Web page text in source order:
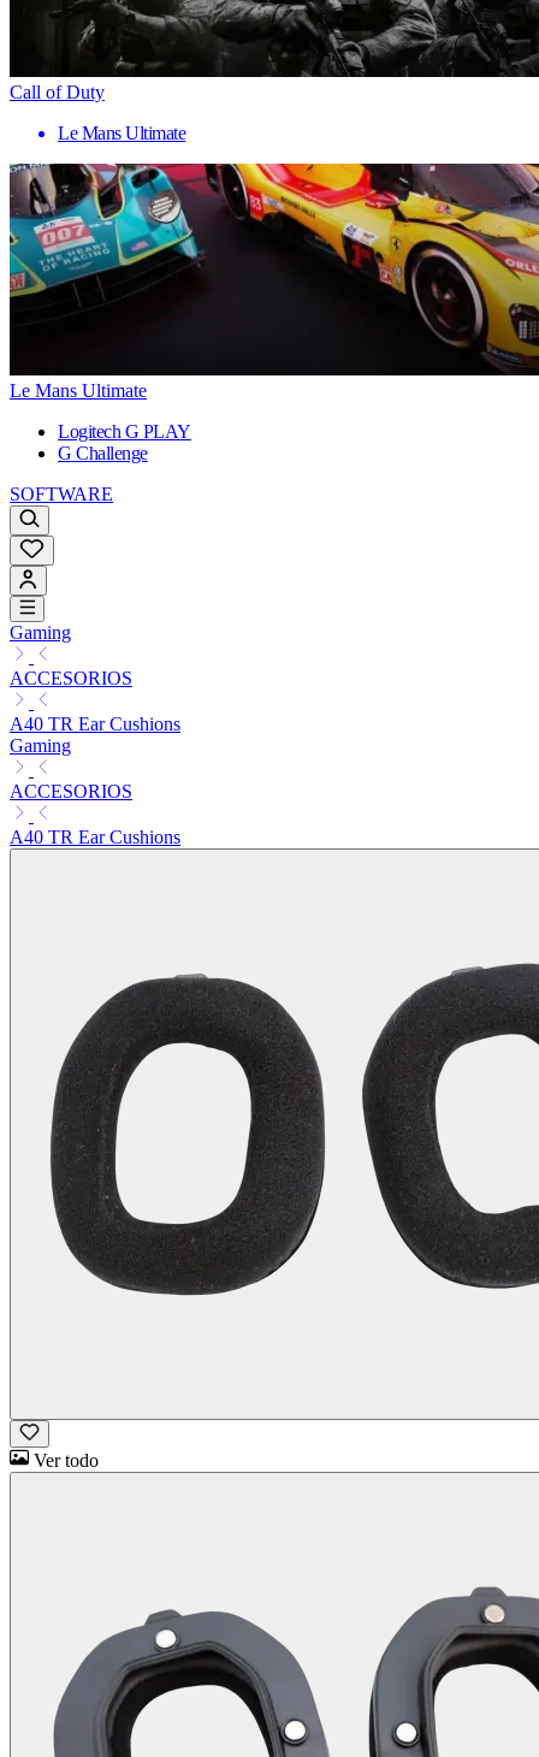
Call of Duty
Le Mans Ultimate
Le Mans Ultimate
Logitech G PLAY
G Challenge
SOFTWARE
Gaming
ACCESORIOS
A40 TR Ear Cushions
Gaming
ACCESORIOS
A40 TR Ear Cushions
Ver todo